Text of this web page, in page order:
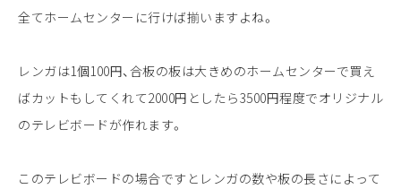
全てホームセンターに行けば揃いますよね。
レンガは1個100円、合板の板は大きめのホームセンターで買え
ばカットもしてくれて2000円としたら3500円程度でオリジナル
のテレビボードが作れます。
このテレビボードの場合ですとレンガの数や板の長さによって